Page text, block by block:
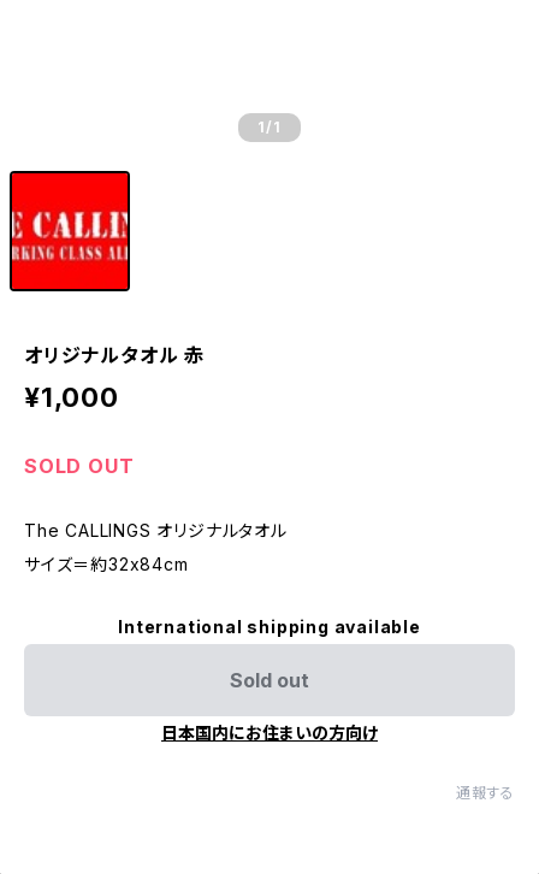
1 /1
オリジナルタオル 赤
¥1,000
SOLD OUT
The CALLINGS オリジナルタオル
サイズ＝約32x84cm
International shipping available
Sold out
日本国内にお住まいの方向け
通報する